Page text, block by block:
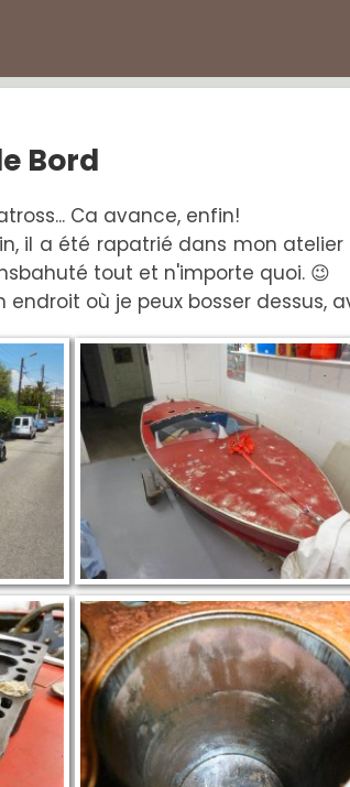
Bord
Ca avance, enfin!
il a été rapatrié dans mon atelier
tout et n'importe quoi. 😉
où je peux bosser dessus,